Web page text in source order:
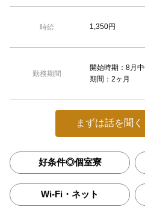
時給 1,350円
勤務期間
開始時期：8月
期間：2ヶ月
まずは話を聞く
好条件◎個室寮
Wi-Fi・ネット